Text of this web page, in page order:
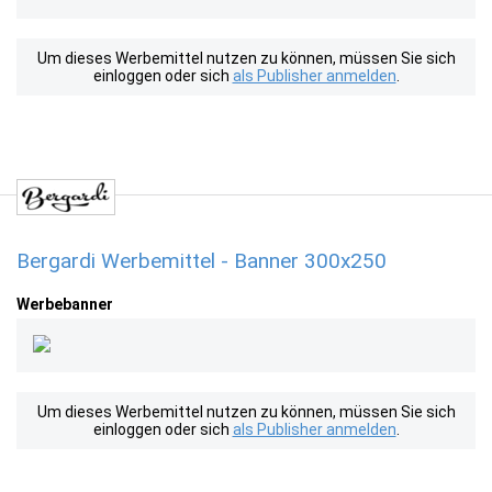
Um dieses Werbemittel nutzen zu können, müssen Sie sich
einloggen oder sich als Publisher anmelden
Bergardi Werbemittel - Banner 300x250
Werbebanner
Um dieses Werbemittel nutzen zu können, müssen Sie sich
einloggen oder sich als Publisher anmelden